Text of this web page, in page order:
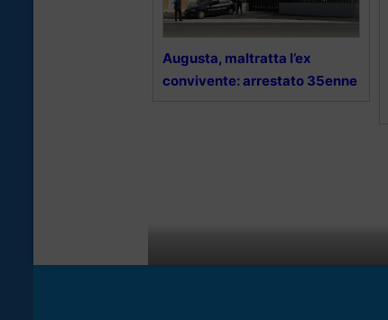
Augusta, maltratta l’ex
convivente: arrestato 35enne